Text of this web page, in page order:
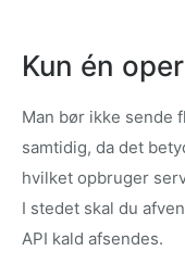
Kun én
Man bør ikke sende
samtidig, da det
hvilket opbruger
I stedet skal du
API kald afsendes.